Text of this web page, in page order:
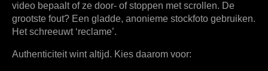
video bepaalt of ze door- of stoppen met scrollen. De
grootste fout? Een gladde, anonieme stockfoto gebruiken.
Het schreeuwt ‘reclame’.
Authenticiteit wint altijd. Kies daarom voor: